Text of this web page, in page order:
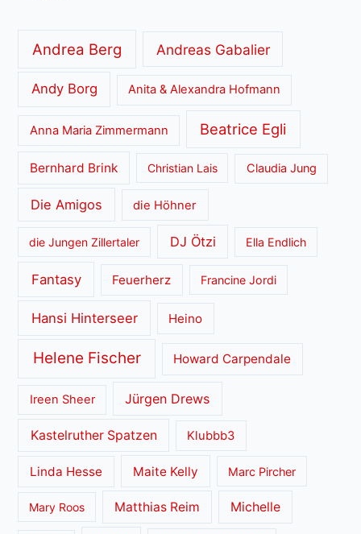
Andrea Berg Andreas Gabalier
Andy Borg Anita & Alexandra Hofmann
Anna Maria Zimmermann Beatrice Egli
Bernhard Brink Christian Lais Claudia Jung
Die Amigos die Höhner
die Jungen Zillertaler DJ Ötzi Ella Endlich
Fantasy Feuerherz Francine Jordi
Hansi Hinterseer Heino
Helene Fischer Howard Carpendale
Ireen Sheer Jürgen Drews
Kastelruther Spatzen Klubbb3
Linda Hesse Maite Kelly Marc Pircher
Mary Roos Matthias Reim Michelle